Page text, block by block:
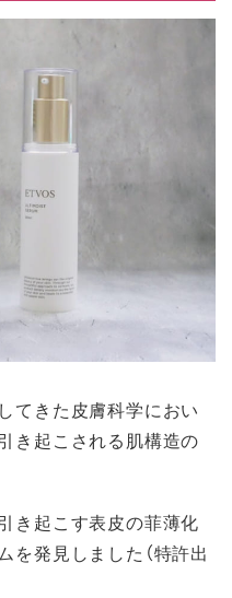
てきた皮膚科学におい
き起こされる肌構造の
き起こす表皮の菲薄化
を発見しました（特許出